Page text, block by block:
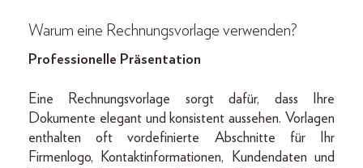
Warum eine Rechnungsvorlage verwenden?
Professionelle Präsentation
Eine Rechnungsvorlage sorgt dafür, dass Ihre
Dokumente elegant und konsistent aussehen. Vorlagen
enthalten oft vordefinierte Abschnitte für Ihr
Firmenlogo, Kontaktinformationen, Kundendaten und